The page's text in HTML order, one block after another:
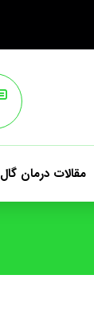
مقالات درمان گال